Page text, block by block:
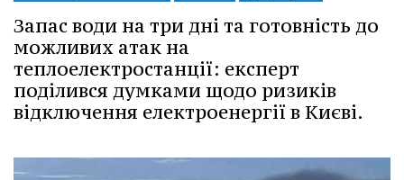
Запас води на три дні та готовність до
можливих атак на
теплоелектростанції: експерт
поділився думками щодо ризиків
відключення електроенергії в Києві.